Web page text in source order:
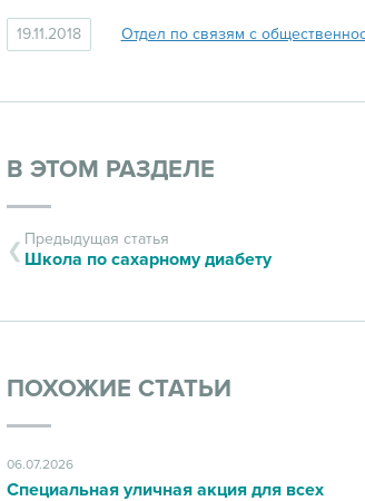
19.11.2018 Отдел по связям с
В ЭТОМ РАЗДЕЛЕ
Предыдущая статья
Школа по сахарному диабету
ПОХОЖИЕ СТАТЬИ
06.07.2026
Специальная уличная акция для всех